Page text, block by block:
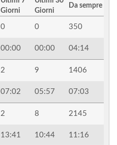
Giorni
Giorni
Da sempre
0 0 350
00:00 00:00 04:14
2 9 1406
07:02 05:57 07:03
2 8 2145
13:41 10:44 11:16